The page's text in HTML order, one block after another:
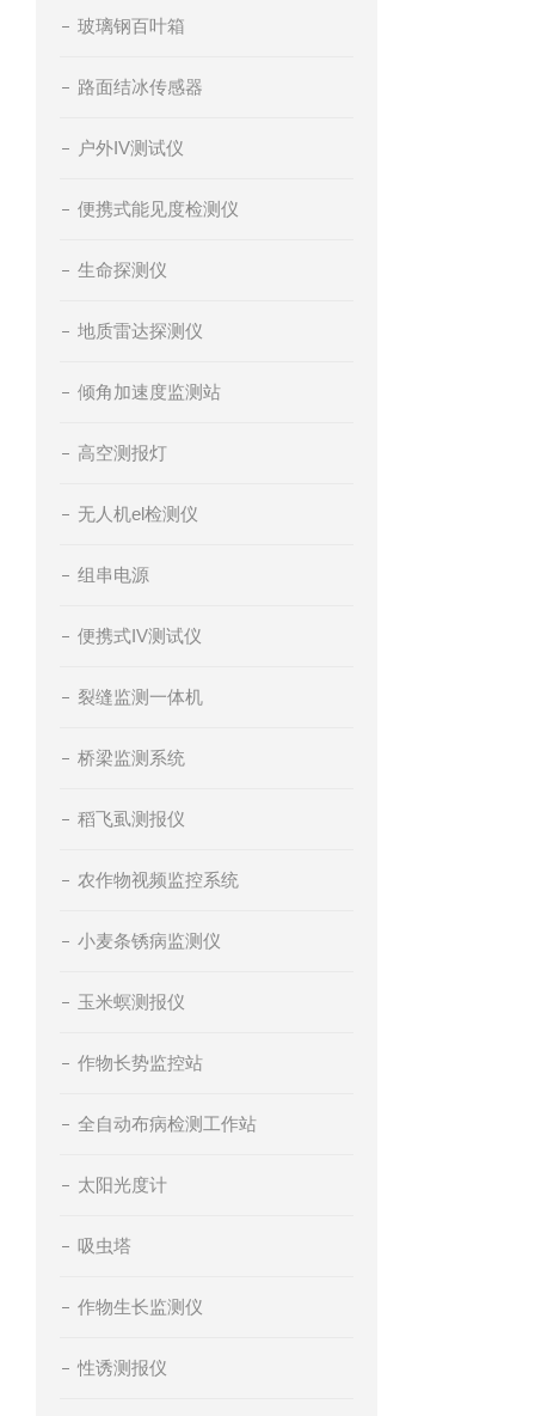
玻璃钢百叶箱
路面结冰传感器
户外IV测试仪
便携式能见度检测仪
生命探测仪
地质雷达探测仪
倾角加速度监测站
高空测报灯
无人机el检测仪
组串电源
便携式IV测试仪
裂缝监测一体机
桥梁监测系统
稻飞虱测报仪
农作物视频监控系统
小麦条锈病监测仪
玉米螟测报仪
作物长势监控站
全自动布病检测工作站
太阳光度计
吸虫塔
作物生长监测仪
性诱测报仪